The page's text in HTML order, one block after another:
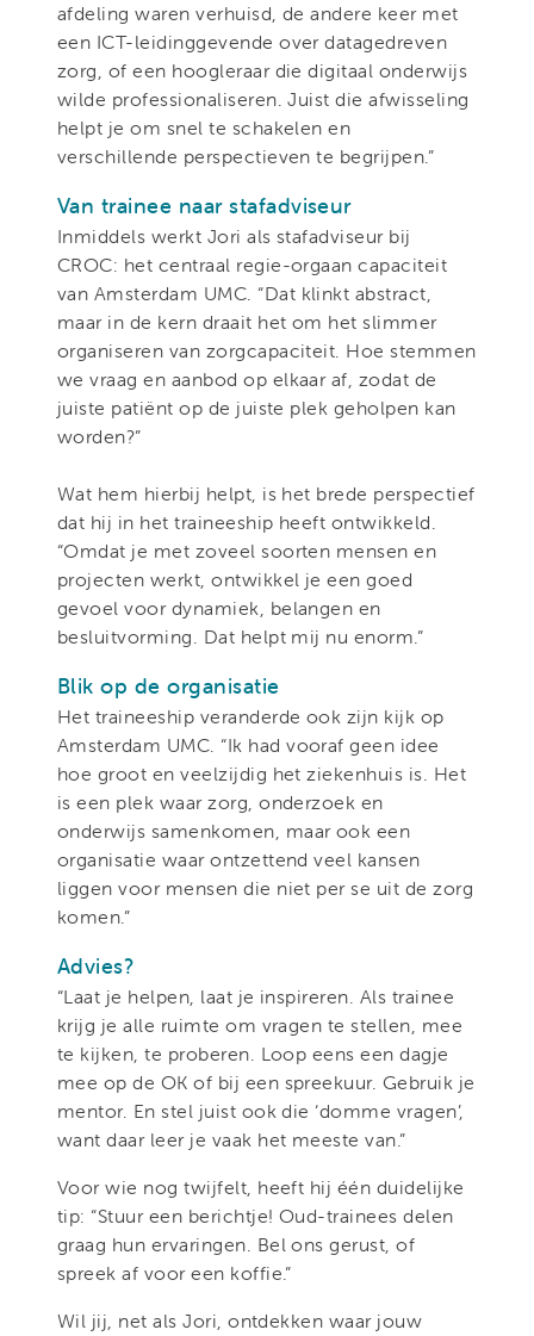
afdeling waren verhuisd, de andere keer met
een ICT-leidinggevende over datagedreven
zorg, of een hoogleraar die digitaal onderwijs
wilde professionaliseren. Juist die afwisseling
helpt je om snel te schakelen en
verschillende perspectieven te begrijpen.”
Van trainee naar stafadviseur
Inmiddels werkt Jori als stafadviseur bij
CROC: het centraal regie-orgaan capaciteit
van Amsterdam UMC. “Dat klinkt abstract,
maar in de kern draait het om het slimmer
organiseren van zorgcapaciteit. Hoe stemmen
we vraag en aanbod op elkaar af, zodat de
juiste patiënt op de juiste plek geholpen kan
worden?”
Wat hem hierbij helpt, is het brede perspectief
dat hij in het traineeship heeft ontwikkeld.
“Omdat je met zoveel soorten mensen en
projecten werkt, ontwikkel je een goed
gevoel voor dynamiek, belangen en
besluitvorming. Dat helpt mij nu enorm.”
Blik op de organisatie
Het traineeship veranderde ook zijn kijk op
Amsterdam UMC. “Ik had vooraf geen idee
hoe groot en veelzijdig het ziekenhuis is. Het
is een plek waar zorg, onderzoek en
onderwijs samenkomen, maar ook een
organisatie waar ontzettend veel kansen
liggen voor mensen die niet per se uit de zorg
komen.”
Advies?
“Laat je helpen, laat je inspireren. Als trainee
krijg je alle ruimte om vragen te stellen, mee
te kijken, te proberen. Loop eens een dagje
mee op de OK of bij een spreekuur. Gebruik je
mentor. En stel juist ook die ‘domme vragen’,
want daar leer je vaak het meeste van.”
Voor wie nog twijfelt, heeft hij één duidelijke
tip: “Stuur een berichtje! Oud-trainees delen
graag hun ervaringen. Bel ons gerust, of
spreek af voor een koffie.”
Wil jij, net als Jori, ontdekken waar jouw